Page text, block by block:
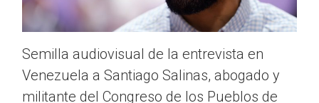
Semilla audiovisual de la entrevista en
Venezuela a Santiago Salinas, abogado y
militante del Congreso de los Pueblos de